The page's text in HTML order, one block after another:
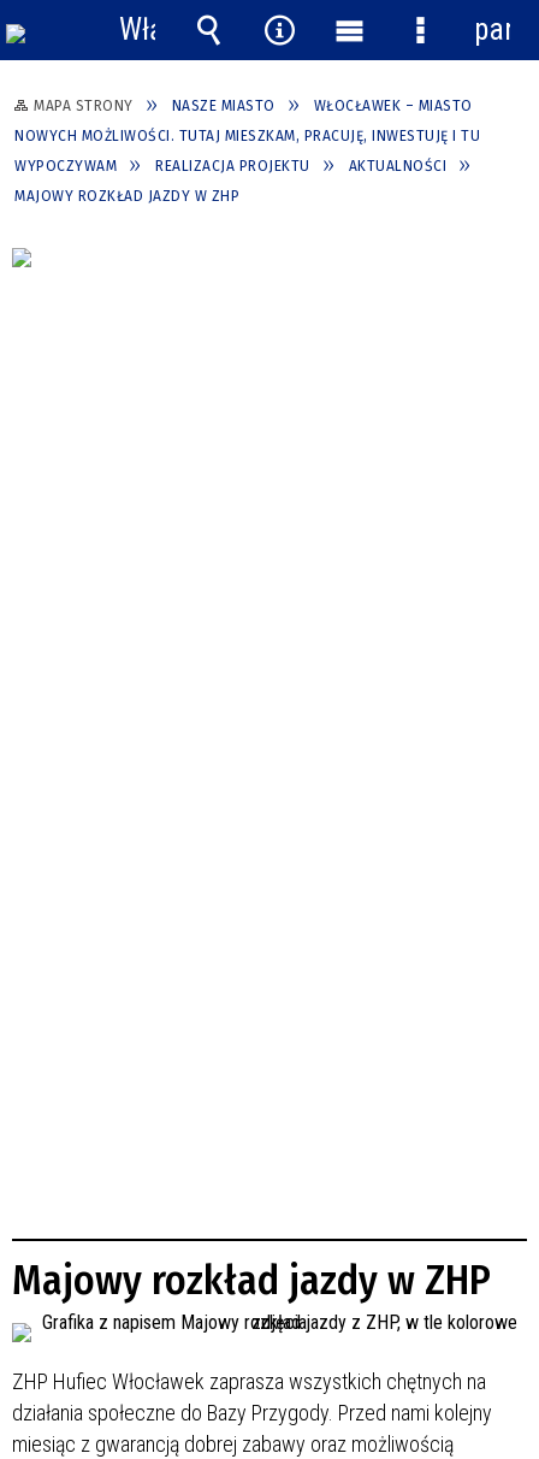
MAPA STRONY NASZE MIASTO
WŁOCŁAWEK – MIASTO
NOWYCH MOŻLIWOŚCI. TUTAJ MIESZKAM, PRACUJĘ, INWESTUJĘ I TU
WYPOCZYWAM
REALIZACJA PROJEKTU
AKTUALNOŚCI
MAJOWY ROZKŁAD JAZDY W ZHP
Majowy rozkład jazdy w ZHP
ZHP Hufiec Włocławek zaprasza wszystkich chętnych na
działania społeczne do Bazy Przygody. Przed nami kolejny
miesiąc z gwarancją dobrej zabawy oraz możliwością
Włącz
powiadomienia
Wyszukiwarka
Narzędzia
Menu
główne
Menu
panel